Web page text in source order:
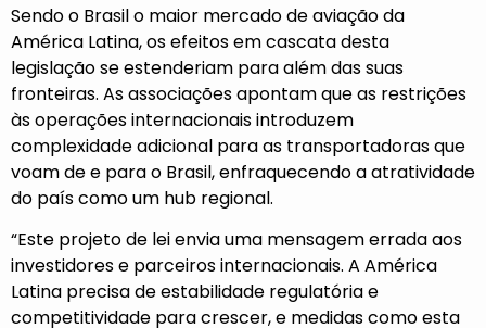
Sendo o Brasil o maior mercado de aviação da
América Latina, os efeitos em cascata desta
legislação se estenderiam para além das suas
fronteiras. As associações apontam que as restrições
às operações internacionais introduzem
complexidade adicional para as transportadoras que
voam de e para o Brasil, enfraquecendo a atratividade
do país como um hub regional.
“Este projeto de lei envia uma mensagem errada aos
investidores e parceiros internacionais. A América
Latina precisa de estabilidade regulatória e
competitividade para crescer, e medidas como esta